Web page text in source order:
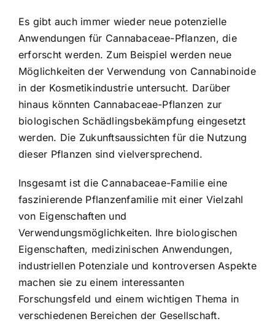
Es gibt auch immer wieder neue potenzielle
Anwendungen für Cannabaceae-Pflanzen, die
erforscht werden. Zum Beispiel werden neue
Möglichkeiten der Verwendung von Cannabinoide
in der Kosmetikindustrie untersucht. Darüber
hinaus könnten Cannabaceae-Pflanzen zur
biologischen Schädlingsbekämpfung eingesetzt
werden. Die Zukunftsaussichten für die Nutzung
dieser Pflanzen sind vielversprechend.
Insgesamt ist die Cannabaceae-Familie eine
faszinierende Pflanzenfamilie mit einer Vielzahl
von Eigenschaften und
Verwendungsmöglichkeiten. Ihre biologischen
Eigenschaften, medizinischen Anwendungen,
industriellen Potenziale und kontroversen Aspekte
machen sie zu einem interessanten
Forschungsfeld und einem wichtigen Thema in
verschiedenen Bereichen der Gesellschaft.